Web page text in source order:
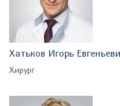
Хатьков Игорь
Хирург